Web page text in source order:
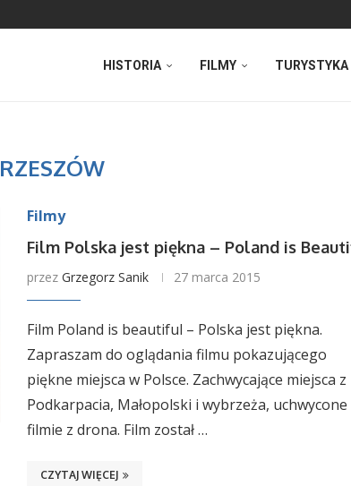
HISTORIA FILMY TURYSTYKA
RZESZÓW
Filmy
Film Polska jest piękna – Poland is
przez Grzegorz Sanik 27 marca 2015
Film Poland is beautiful – Polska jest piękna.
Zapraszam do oglądania filmu pokazującego
piękne miejsca w Polsce. Zachwycające miejsca z
Podkarpacia, Małopolski i wybrzeża, uchwycone
filmie z drona. Film został …
CZYTAJ WIĘCEJ